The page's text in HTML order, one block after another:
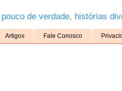
de verdade, histórias
Artigos Fale Conosco